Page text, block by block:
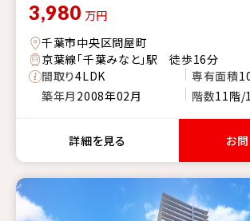
3,980 万円
千葉市中央区問屋町
京葉線「千葉みなと」駅 徒歩16分
間取り4LDK 専有面積
築年月 2008年02月 階数11階/
詳細を見る お